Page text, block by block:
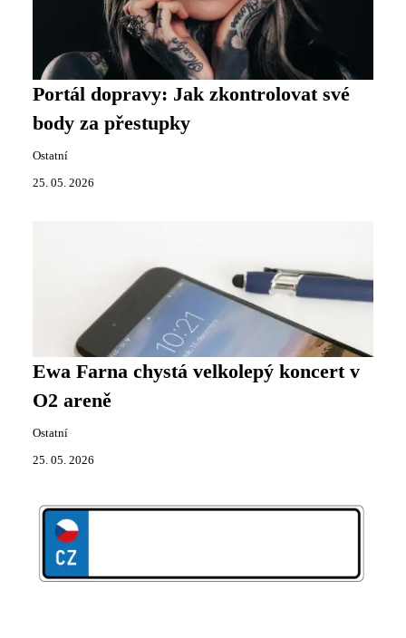
Portál dopravy: Jak zkontrolovat své
body za přestupky
Ostatní
25. 05. 2026
Ewa Farna chystá velkolepý koncert v
O2 areně
Ostatní
25. 05. 2026